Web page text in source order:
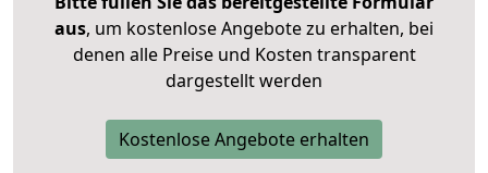
aus, um kostenlose Angebote zu erhalten, bei
denen alle Preise und Kosten transparent
dargestellt werden
Kostenlose Angebote erhalten